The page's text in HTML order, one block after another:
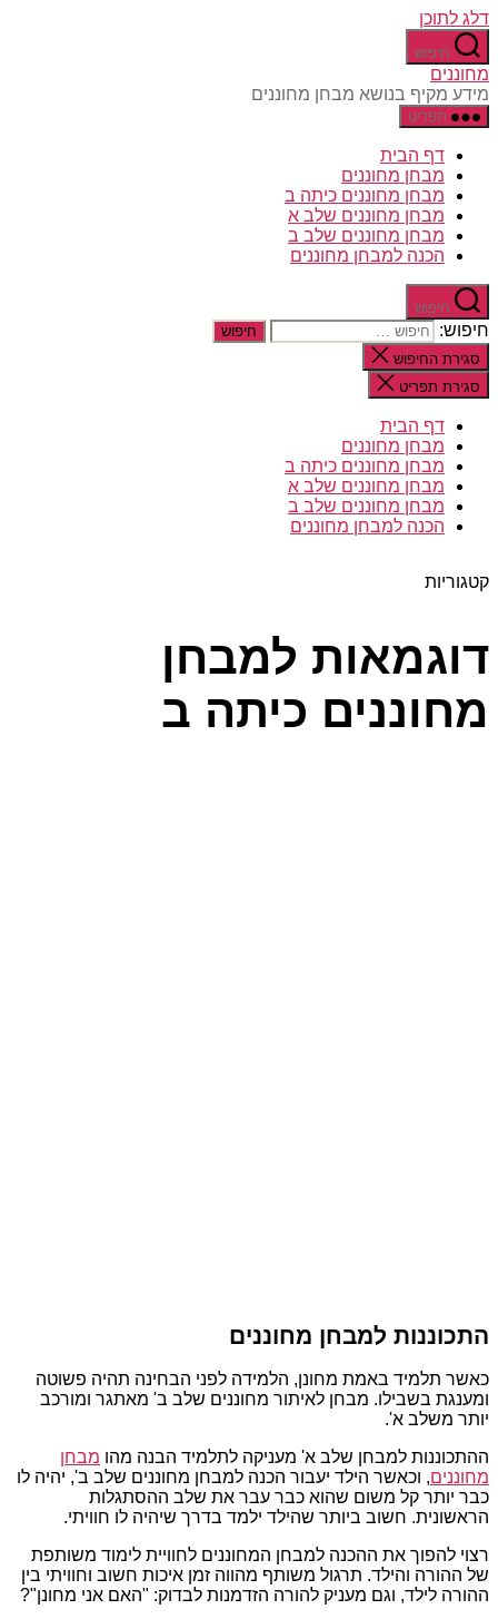
דלג לתוכן
חיפוש
מחוננים
מידע מקיף בנושא מבחן מחוננים
תפריט
דף הבית
מבחן מחוננים
מבחן מחוננים כיתה ב
מבחן מחוננים שלב א
מבחן מחוננים שלב ב
הכנה למבחן מחוננים
חיפוש
חיפוש:
סגירת החיפוש
סגירת תפריט
דף הבית
מבחן מחוננים
מבחן מחוננים כיתה ב
מבחן מחוננים שלב א
מבחן מחוננים שלב ב
הכנה למבחן מחוננים
קטגוריות
דוגמאות למבחן
מחוננים כיתה ב
התכוננות למבחן מחוננים
כאשר תלמיד באמת מחונן, הלמידה לפני הבחינה תהיה פשוטה
ומענגת בשבילו. מבחן לאיתור מחוננים שלב ב' מאתגר ומורכב
יותר משלב א'.
ההתכוננות למבחן שלב א' מעניקה לתלמיד הבנה מהו מבחן
מחוננים, וכאשר הילד יעבור הכנה למבחן מחוננים שלב ב', יהיה לו
כבר יותר קל משום שהוא כבר עבר את שלב ההסתגלות
הראשונית. חשוב ביותר שהילד ילמד בדרך שיהיה לו חוויתי.
רצוי להפוך את ההכנה למבחן המחוננים לחוויית לימוד משותפת
של ההורה והילד. תרגול משותף מהווה זמן איכות חשוב וחוויתי בין
ההורה לילד, וגם מעניק להורה הזדמנות לבדוק: "האם אני מחונן"?